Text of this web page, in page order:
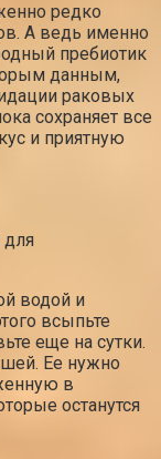
редко
А ведь именно
пребиотик
данным,
раковых
сохраняет все
и приятную
для
водой и
всыпьте
еще на сутки.
Ее нужно
в
останутся